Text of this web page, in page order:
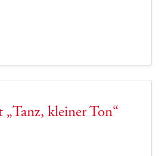
„Tanz, kleiner Ton“